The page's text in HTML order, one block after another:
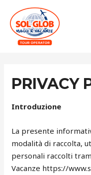
PRIVACY
Introduzione
La presente
modalità di raccolta,
personali raccolti
Vacanze https://